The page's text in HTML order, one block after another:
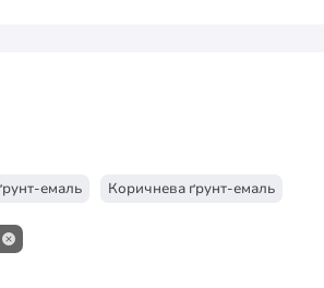
емаль Коричнева ґрунт-емаль